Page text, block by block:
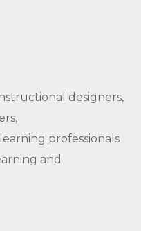
designers,
professionals
and